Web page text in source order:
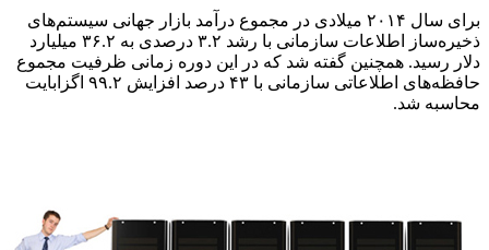
برای سال ۲۰۱۴ میلادی در مجموع درآمد بازار جهانی سیستم‌های
ذخیره‌ساز اطلاعات سازمانی با رشد ۳.۲ درصدی به ۳۶.۲ میلیارد
دلار رسید. همچنین گفته شد که در این دوره زمانی ظرفیت مجموع
حافظه‌های اطلاعاتی سازمانی با ۴۳ درصد افزایش ۹۹.۲ اگزابایت
محاسبه شد.